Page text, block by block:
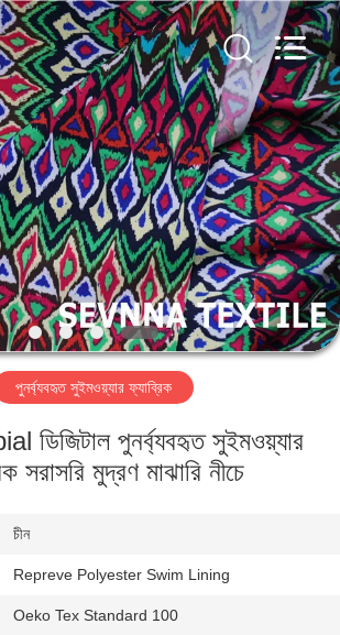
পুনর্ব্যবহৃত সুইমওয়্যার ফ্যাব্রিক
ডিজিটাল পুনর্ব্যবহৃত সুইমওয়্যার
সরাসরি মুদ্রণ মাঝারি নীচে
চীন
Repreve Polyester Swim Lining
Oeko Tex Standard 100